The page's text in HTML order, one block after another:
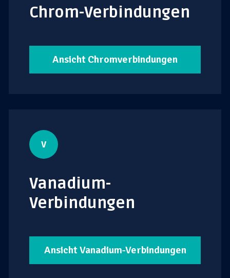
Chrom-Verbindungen
Ansicht Chromverbindungen
v
Vanadium-
Verbindungen
Ansicht Vanadium-Verbindungen